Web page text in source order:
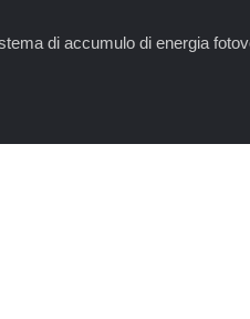
di accumulo di energia